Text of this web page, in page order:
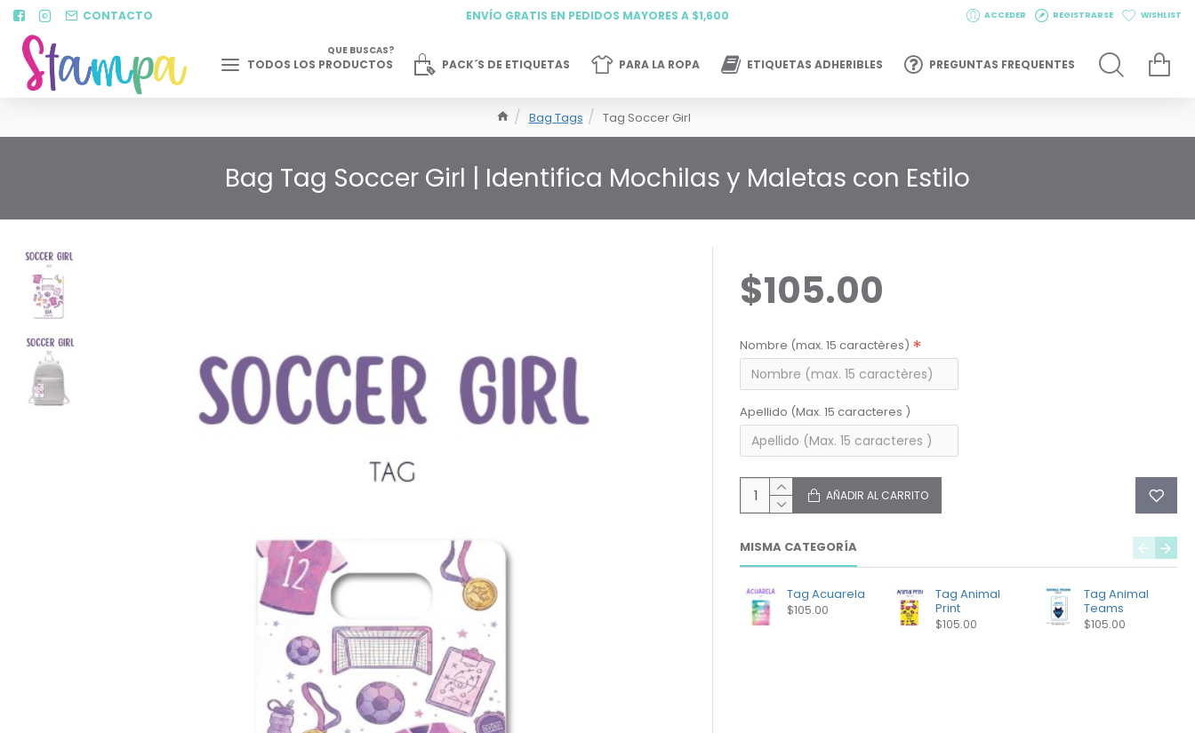
CONTACTO ENVÍO GRATIS EN PEDIDOS MAYORES A $1,600 ACCEDER REGISTRARSE WISHLIST
TODOS LOS PRODUCTOS
QUE BUSCAS?
PACK´S DE ETIQUETAS PARA LA ROPA ETIQUETAS ADHERIBLES PREGUNTAS FREQUENTES
Bag Tags Tag Soccer Girl
Bag Tag Soccer Girl | Identifica Mochilas y Maletas con Estilo
$105.00
Nombre (max. 15 caractères)
Apellido (Max. 15 caracteres )
AÑADIR AL CARRITO
MISMA CATEGORÍA
Tag Acuarela
$105.00
Tag Animal
Print
$105.00
Tag Animal
Teams
$105.00